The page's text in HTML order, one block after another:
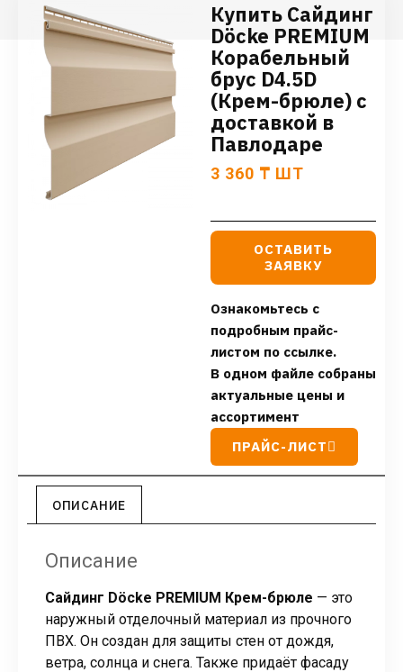
Купить Сайдинг
Döcke PREMIUM
Корабельный
брус D4.5D
(Крем-брюле) с
доставкой в
Павлодаре
3 360 ₸ ШТ
ОСТАВИТЬ
ЗАЯВКУ
Ознакомьтесь с
подробным прайс-
листом по ссылке.
В одном файле собраны
актуальные цены и
ассортимент
ПРАЙС-ЛИСТ
ОПИСАНИЕ
Описание
Сайдинг Döcke PREMIUM Крем-брюле — это
наружный отделочный материал из прочного
ПВХ. Он создан для защиты стен от дождя,
ветра, солнца и снега. Также придаёт фасаду